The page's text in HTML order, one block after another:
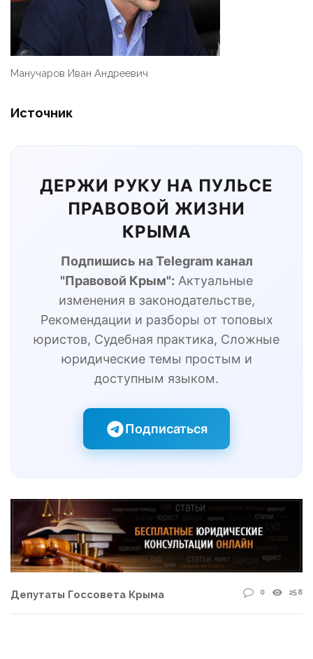
Манучаров Иван Андреевич
Источник
ДЕРЖИ РУКУ НА ПУЛЬСЕ
ПРАВОВОЙ ЖИЗНИ
КРЫМА
Подпишись на Telegram канал
"Правовой Крым": Актуальные
изменения в законодательстве,
Рекомендации и разборы от топовых
юристов, Судебная практика, Сложные
юридические темы простым и
доступным языком.
Подписаться
Депутаты Госсовета Крыма 0 258